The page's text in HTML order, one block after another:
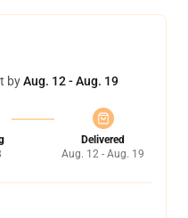
byAug. 12 - Aug. 19
Delivered
Aug. 12 - Aug. 19